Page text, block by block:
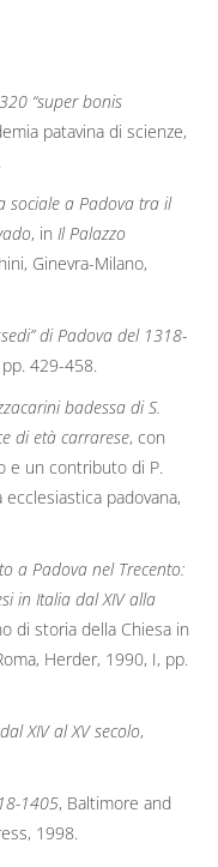
“super bonis
patavina di scienze,
sociale a Padova tra il
, in Il Palazzo
Ginevra-Milano,
di Padova del 1318-
429-458.
badessa di S.
di età carrarese, con
e un contributo di P.
padovana,
a Padova nel Trecento:
in Italia dal XIV alla
di storia della Chiesa in
Herder, 1990, I, pp.
XIV al XV secolo,
1405, Baltimore and
1998.